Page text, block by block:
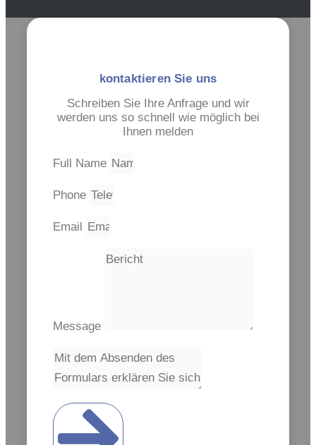
kontaktieren Sie uns
Schreiben Sie Ihre Anfrage und wir
werden uns so schnell wie möglich bei
Ihnen melden
Full Name
Phone
Email
Message